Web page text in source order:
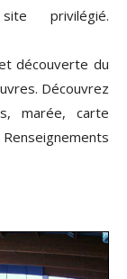
privilégié.
découverte du
Découvrez
marée, carte